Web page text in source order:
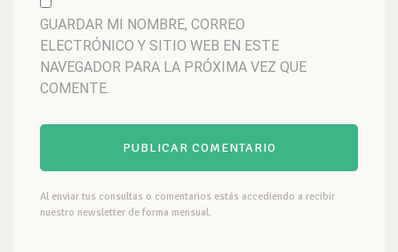
GUARDAR MI NOMBRE, CORREO
ELECTRÓNICO Y SITIO WEB EN ESTE
NAVEGADOR PARA LA PRÓXIMA VEZ QUE
COMENTE.
Al enviar tus consultas o comentarios estás accediendo a recibir
nuestro newsletter de forma mensual.